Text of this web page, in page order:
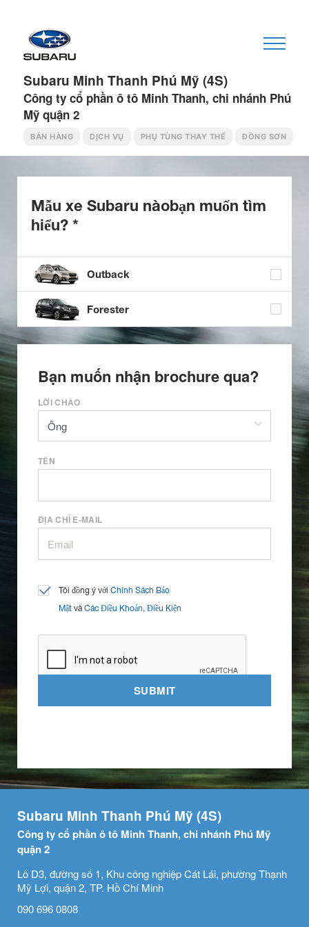
Subaru Minh Thanh Phú Mỹ (4S)
Công ty cổ phần ô tô Minh Thanh, chi nhánh Phú
Mỹ quận 2
BÁN HÀNG DỊCH VỤ PHỤ TÙNG THAY THẾ ĐỒNG SƠN
Mẫu xe Subaru nàobạn muốn tìm
hiểu? *
Outback
Forester
Bạn muốn nhận brochure qua?
LỜI CHÀO
TÊN
ĐỊA CHỈ E-MAIL
Tôi đồng ý với Chính Sách Bảo
Mật vàCác Điều Khoản, Điều Kiện
SUBMIT
Subaru Minh Thanh Phú Mỹ (4S)
Công ty cổ phần ô tô Minh Thanh, chi nhánh Phú Mỹ
quận 2
Lô D3, đường số 1, Khu công nghiệp Cát Lái, phường Thạnh
Mỹ Lợi, quận 2, TP. Hồ Chí Minh
090 696 0808